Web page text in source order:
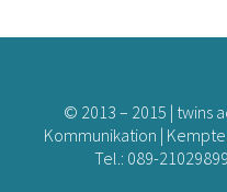
© 2013 – 2015 | twins
Kommunikation |
Tel.: 089-